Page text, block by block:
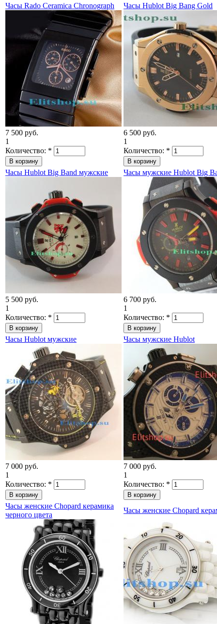
Часы Rado Ceramica Chronograph
7 500 руб.
1
Количество: *
Часы Hublot Big Bang Gold
6 500 руб.
1
Количество: *
Часы Hublot Big Band мужские
5 500 руб.
1
Количество: *
Часы мужские Hublot Big
6 700 руб.
1
Количество: *
Часы Hublot мужские
7 000 руб.
1
Количество: *
Часы мужские Hublot
7 000 руб.
1
Количество: *
Часы женские Chopard керамика
черного цвета
Часы женские Chopard